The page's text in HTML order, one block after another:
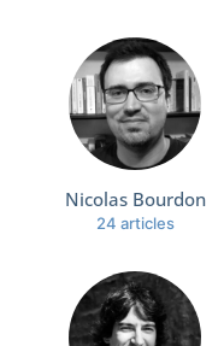
Nicolas Bourdon
24 articles